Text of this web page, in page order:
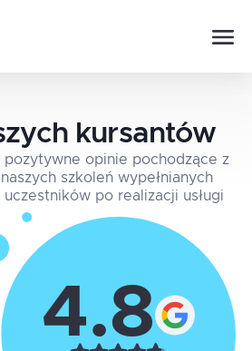
kursantów
pozytywne opinie pochodzące z
szkoleń wypełnianych
po realizacji usługi
4.8